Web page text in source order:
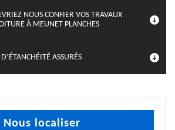
NOUS CONFIER VOS TRAVAUX
À MEUNET PLANCHES
ASSURÉS
Nous localiser